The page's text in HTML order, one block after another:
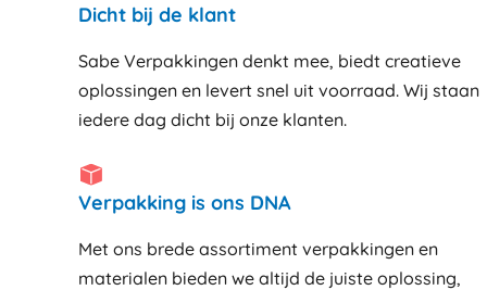
Dicht bij de klant
Sabe Verpakkingen denkt mee, biedt creatieve
oplossingen en levert snel uit voorraad. Wij staan
iedere dag dicht bij onze klanten
Verpakking is ons DNA
Met ons brede assortiment verpakkingen en
materialen bieden we altijd de juiste oplossing,